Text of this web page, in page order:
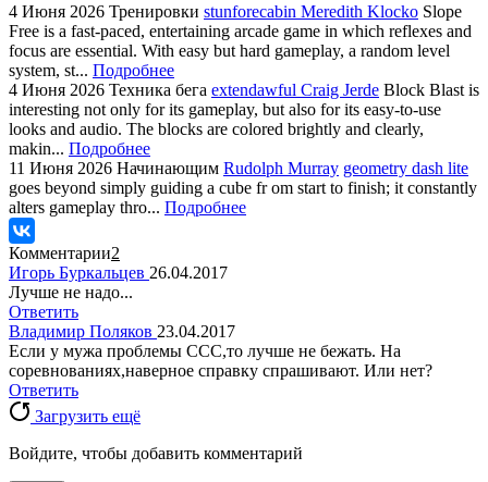
4 Июня 2026 Тренировки stunforecabin Meredith Klocko Slope
Free is a fast-paced, entertaining arcade game in which reflexes and
focus are essential. With easy but hard gameplay, a random level
system, st... Подробнее
4 Июня 2026 Техника бега extendawful Craig Jerde Block Blast is
interesting not only for its gameplay, but also for its easy-to-use
looks and audio. The blocks are colored brightly and clearly,
makin... Подробнее
11 Июня 2026 Начинающим Rudolph Murray geometry dash lite
goes beyond simply guiding a cube fr om start to finish; it constantly
alters gameplay thro... Подробнее
Комментарии2
Игорь Буркальцев 26.04.2017
Лучше не надо...
Ответить
Владимир Поляков 23.04.2017
Если у мужа проблемы ССС,то лучше не бежать. На
соревнованиях,наверное справку спрашивают. Или нет?
Ответить
Загрузить ещё
Войдите, чтобы добавить комментарий